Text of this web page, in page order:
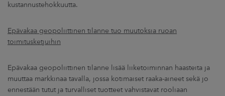
kustannustehokkuutta.
Epävakaa geopoliittinen tilanne tuo muutoksia ruoan
toimitusketjuihin
Epävakaa geopoliittinen tilanne lisää liiketoiminnan haasteita ja
muuttaa markkinaa tavalla, jossa kotimaiset raaka-aineet sekä jo
ennestään tutut ja turvalliset tuotteet vahvistavat rooliaan